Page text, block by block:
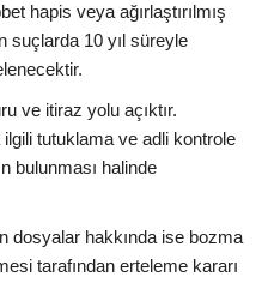
hapis veya ağırlaştırılmış
suçlarda 10 yıl süreyle
ve itiraz yolu açıktır.
tutuklama ve adli kontrole
bulunması halinde
dosyalar hakkında ise bozma
tarafından erteleme kararı